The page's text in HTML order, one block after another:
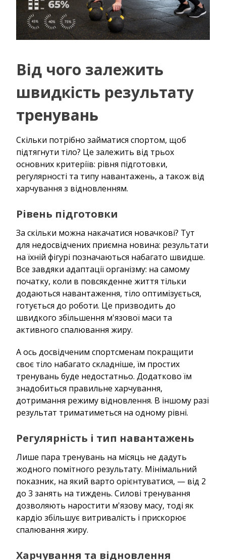
Від чого залежить
швидкість результату
тренувань
Скільки потрібно займатися спортом, щоб
підтягнути тіло? Це залежить від трьох
основних критеріїв: рівня підготовки,
регулярності та типу навантажень, а також від
харчування з відновленням.
Рівень підготовки
За скільки можна накачатися новачкові? Тут
для недосвідчених приємна новина: результати
на їхній фігурі позначаються набагато швидше.
Все завдяки адаптації організму: на самому
початку, коли в повсякденне життя тільки
додаються навантаження, тіло оптимізується,
готується до роботи. Це призводить до
швидкого збільшення м'язової маси та
активного спалювання жиру.
А ось досвідченим спортсменам покращити
своє тіло набагато складніше, їм простих
тренувань буде недостатньо. Додатково їм
знадобиться правильне харчування,
дотримання режиму відновлення. В іншому разі
результат триматиметься на одному рівні.
Регулярність і тип навантажень
Лише пара тренувань на місяць не дадуть
жодного помітного результату. Мінімальний
показник, на який варто орієнтуватися, — від 2
до 3 занять на тиждень. Силові тренування
дозволяють наростити м'язову масу, тоді як
кардіо збільшує витривалість і прискорює
спалювання жиру.
Харчування та відновлення